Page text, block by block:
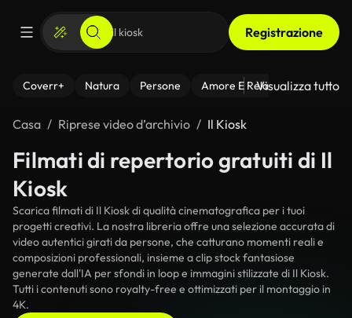
Registrazione
Coverr+ Natura Persone Amore E Relazioni Il
Visualizza tutto
Casa Riprese video d’archivio Il Kiosk
Filmati di repertorio gratuiti di Il
Kiosk
Scarica filmati di Il Kiosk di qualità cinematografica per i tuoi
progetti creativi. La nostra libreria offre una selezione accurata di
video autentici girati da persone, che catturano momenti reali e
composizioni professionali, insieme a clip stock fantasiose
generate dall'IA per sfondi in loop e immagini stilizzate di Il Kiosk.
Tutti i contenuti sono royalty-free e ottimizzati per il montaggio in
4K.